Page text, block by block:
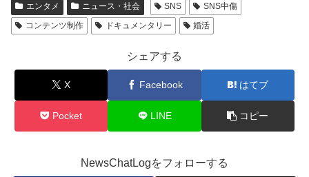
エンタメ ニュース・社会 SNS
SNS中傷
コンテンツ制作
ドキュメンタリー 婚活
シェアする
X Facebook はてブ
Pocket LINE コピー
NewsChatLogをフォローする